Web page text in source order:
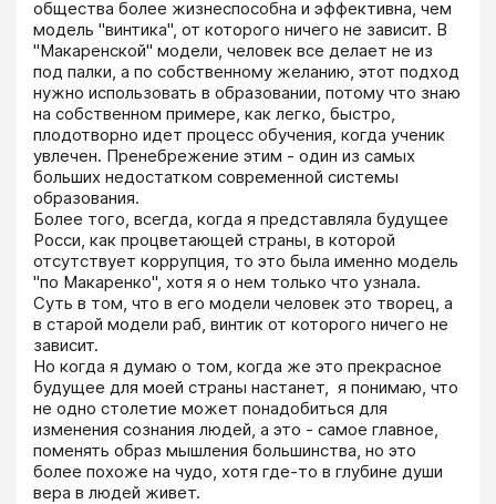
общества более жизнеспособна и эффективна, чем
модель ''винтика'', от которого ничего не зависит. В
"Макаренской'' модели, человек все делает не из
под палки, а по собственному желанию, этот подход
нужно использовать в образовании, потому что знаю
на собственном примере, как легко, быстро,
плодотворно идет процесс обучения, когда ученик
увлечен. Пренебрежение этим - один из самых
больших недостатком современной системы
образования.
Более того, всегда, когда я представляла будущее
Росси, как процветающей страны, в которой
отсутствует коррупция, то это была именно модель
''по Макаренко'', хотя я о нем только что узнала.
Суть в том, что в его модели человек это творец, а
в старой модели раб, винтик от которого ничего не
зависит.
Но когда я думаю о том, когда же это прекрасное
будущее для моей страны настанет,  я понимаю, что
не одно столетие может понадобиться для
изменения сознания людей, а это - самое главное,
поменять образ мышления большинства, но это
более похоже на чудо, хотя где-то в глубине души
вера в людей живет.